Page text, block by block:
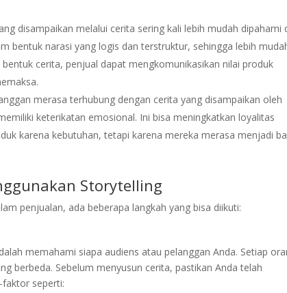
disampaikan melalui cerita sering kali lebih mudah dipahami
bentuk narasi yang logis dan terstruktur, sehingga lebih
cerita, penjual dapat mengkomunikasikan nilai produk
merasa terhubung dengan cerita yang disampaikan oleh
keterikatan emosional. Ini bisa meningkatkan loyalitas
karena kebutuhan, tetapi karena mereka merasa menjadi
Storytelling
penjualan, ada beberapa langkah yang bisa diikuti:
memahami siapa audiens atau pelanggan Anda. Setiap
berbeda. Sebelum menyusun cerita, pastikan Anda telah
seperti: